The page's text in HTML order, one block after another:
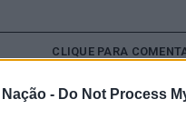
Nação - Do Not Process
CLIQUE PARA